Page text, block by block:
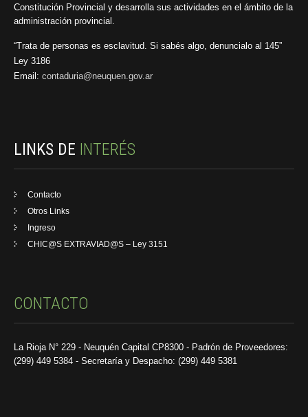
Constitución Provincial y desarrolla sus actividades en el ámbito de la
administración provincial.
“Trata de personas es esclavitud. Si sabés algo, denuncialo al 145”
Ley 3186
Email: contaduria@neuquen.gov.ar
LINKS DE INTERÉS
Contacto
Otros Links
Ingreso
CHIC@S EXTRAVIAD@S – Ley 3151
CONTACTO
La Rioja N° 229 - Neuquén Capital CP8300 - Padrón de Proveedores:
(299) 449 5384 - Secretaría y Despacho: (299) 449 5381